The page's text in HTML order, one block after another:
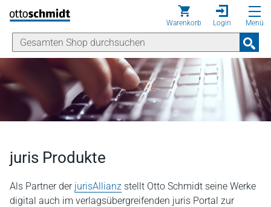
Direkt zum Inhalt
Warenkorb Login Menü
juris Produkte
Als Partner der jurisAllianz stellt Otto Schmidt seine Werke
digital auch im verlagsübergreifenden juris Portal zur